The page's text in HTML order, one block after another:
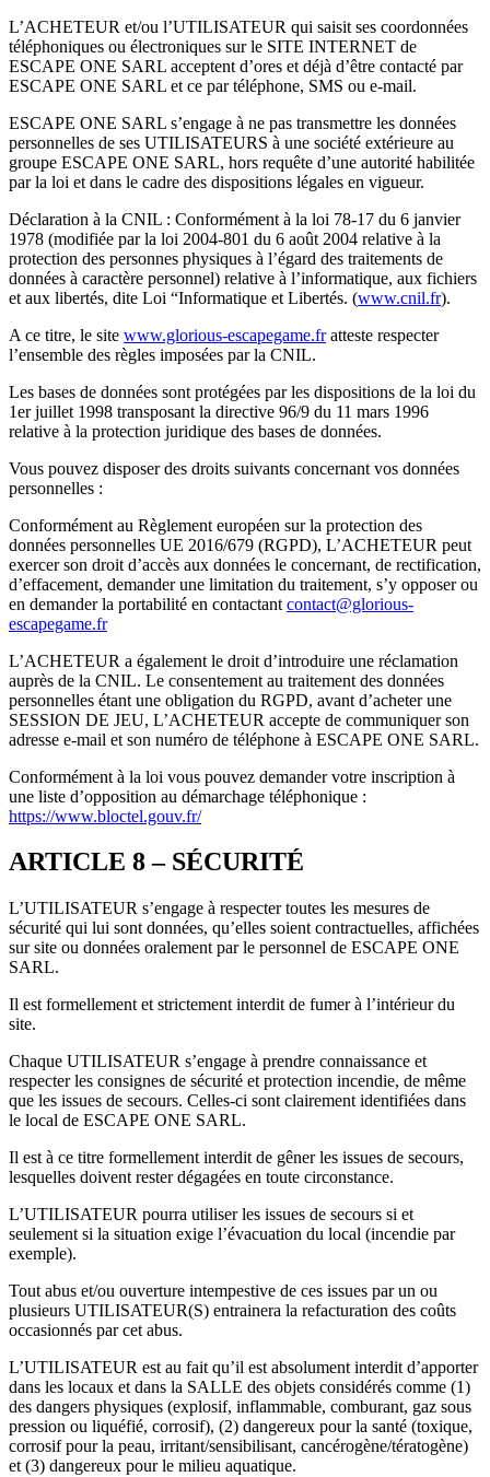
L’ACHETEUR et/ou l’UTILISATEUR qui saisit ses coordonnées
téléphoniques ou électroniques sur le SITE INTERNET de
ESCAPE ONE SARL acceptent d’ores et déjà d’être contacté par
ESCAPE ONE SARL et ce par téléphone, SMS ou e-mail.
ESCAPE ONE SARL s’engage à ne pas transmettre les données
personnelles de ses UTILISATEURS à une société extérieure au
groupe ESCAPE ONE SARL, hors requête d’une autorité habilitée
par la loi et dans le cadre des dispositions légales en vigueur.
Déclaration à la CNIL : Conformément à la loi 78-17 du 6 janvier
1978 (modifiée par la loi 2004-801 du 6 août 2004 relative à la
protection des personnes physiques à l’égard des traitements de
données à caractère personnel) relative à l’informatique, aux fichiers
et aux libertés, dite Loi “Informatique et Libertés. (www.cnil.fr).
A ce titre, le site www.glorious-escapegame.fratteste respecter
l’ensemble des règles imposées par la CNIL.
Les bases de données sont protégées par les dispositions de la loi du
1er juillet 1998 transposant la directive 96/9 du 11 mars 1996
relative à la protection juridique des bases de données.
Vous pouvez disposer des droits suivants concernant vos données
personnelles :
Conformément au Règlement européen sur la protection des
données personnelles UE 2016/679 (RGPD), L’ACHETEUR peut
exercer son droit d’accès aux données le concernant, de rectification,
d’effacement, demander une limitation du traitement, s’y opposer ou
en demander la portabilité en contactant contact@glorious-
escapegame.fr
L’ACHETEUR a également le droit d’introduire une réclamation
auprès de la CNIL. Le consentement au traitement des données
personnelles étant une obligation du RGPD, avant d’acheter une
SESSION DE JEU, L’ACHETEUR accepte de communiquer son
adresse e-mail et son numéro de téléphone à ESCAPE ONE SARL.
Conformément à la loi vous pouvez demander votre inscription à
une liste d’opposition au démarchage téléphonique :
https://www.bloctel.gouv.fr/
ARTICLE 8 – SÉCURITÉ
L’UTILISATEUR s’engage à respecter toutes les mesures de
sécurité qui lui sont données, qu’elles soient contractuelles, affichées
sur site ou données oralement par le personnel de ESCAPE ONE
SARL.
Il est formellement et strictement interdit de fumer à l’intérieur du
site.
Chaque UTILISATEUR s’engage à prendre connaissance et
respecter les consignes de sécurité et protection incendie, de même
que les issues de secours. Celles-ci sont clairement identifiées dans
le local de ESCAPE ONE SARL.
Il est à ce titre formellement interdit de gêner les issues de secours,
lesquelles doivent rester dégagées en toute circonstance.
L’UTILISATEUR pourra utiliser les issues de secours si et
seulement si la situation exige l’évacuation du local (incendie par
exemple).
Tout abus et/ou ouverture intempestive de ces issues par un ou
plusieurs UTILISATEUR(S) entrainera la refacturation des coûts
occasionnés par cet abus.
L’UTILISATEUR est au fait qu’il est absolument interdit d’apporter
dans les locaux et dans la SALLE des objets considérés comme (1)
des dangers physiques (explosif, inflammable, comburant, gaz sous
pression ou liquéfié, corrosif), (2) dangereux pour la santé (toxique,
corrosif pour la peau, irritant/sensibilisant, cancérogène/tératogène)
et (3) dangereux pour le milieu aquatique.